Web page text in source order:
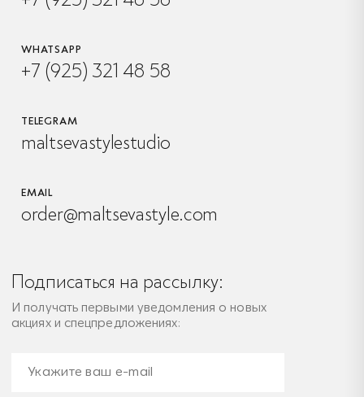
WHATSAPP
+7 (925) 321 48 58
TELEGRAM
maltsevastylestudio
EMAIL
order@maltsevastyle.com
Подписаться на рассылку:
И получать первыми уведомления о новых
акциях и спецпредложениях: